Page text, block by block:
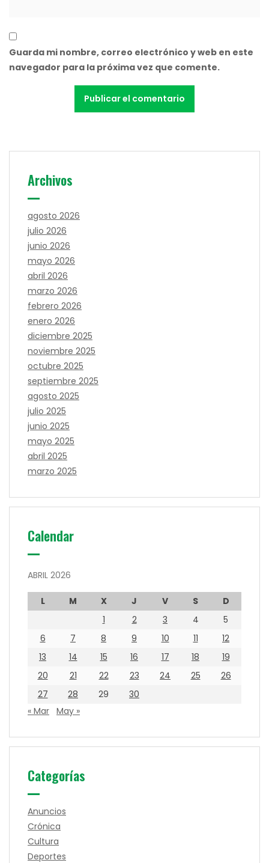
Guarda mi nombre, correo electrónico y web en este
navegador para la próxima vez que comente.
Archivos
agosto 2026
julio 2026
junio 2026
mayo 2026
abril 2026
marzo 2026
febrero 2026
enero 2026
diciembre 2025
noviembre 2025
octubre 2025
septiembre 2025
agosto 2025
julio 2025
junio 2025
mayo 2025
abril 2025
marzo 2025
Calendar
ABRIL 2026
L M X J V S
D
1
2 3 4
5
6
7 8 9 10 11
12
13
14 15 16 17 18
19
20
21 22 23 24 25
26
27
28 29
30
« Mar May »
Categorías
Anuncios
Crónica
Cultura
Deportes